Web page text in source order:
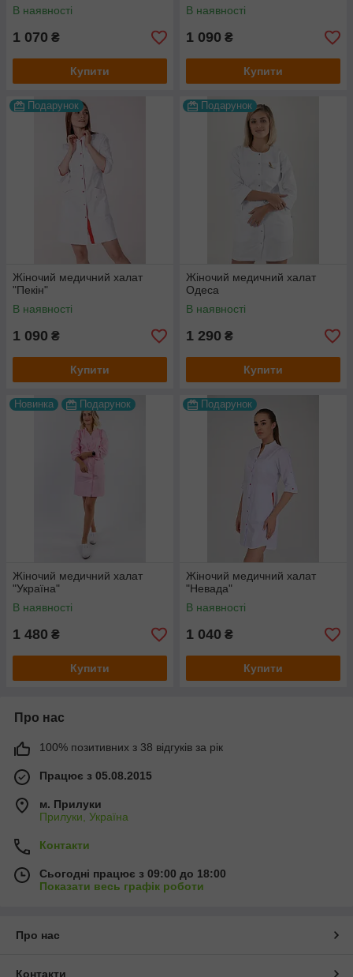
В наявності
1 070 ₴
Купити
В наявності
1 090 ₴
Купити
Подарунок
Жіночий медичний халат
"Пекін"
В наявності
1 090 ₴
Купити
Подарунок
Жіночий медичний халат
Одеса
В наявності
1 290 ₴
Купити
Новинка Подарунок
Жіночий медичний халат
"Україна"
В наявності
1 480 ₴
Купити
Подарунок
Жіночий медичний халат
"Невада"
В наявності
1 040 ₴
Купити
Про нас
100% позитивних з 38 відгуків за рік
Працює з 05.08.2015
м. Прилуки
Прилуки, Україна
Контакти
Сьогодні працює з 09:00 до 18:00
Показати весь графік роботи
Про нас
Контакти